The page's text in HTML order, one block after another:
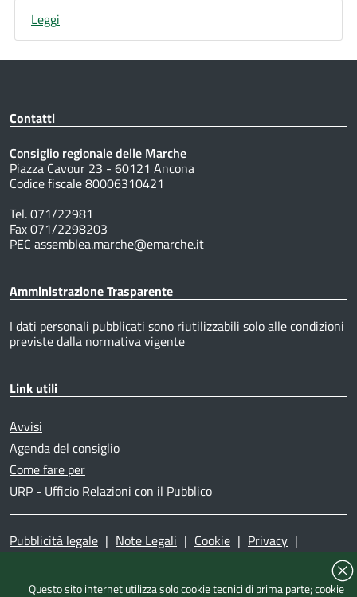
Leggi
Contatti
Consiglio regionale delle Marche
Piazza Cavour 23 - 60121 Ancona
Codice fiscale 80006310421
Tel. 071/22981
Fax 071/2298203
PEC assemblea.marche@emarche.it
Amministrazione Trasparente
I dati personali pubblicati sono riutilizzabili solo alle condizioni
previste dalla normativa vigente
Link utili
Avvisi
Agenda del consiglio
Come fare per
URP - Ufficio Relazioni con il Pubblico
Pubblicità legale | Note Legali | Cookie | Privacy |
Questo sito internet utilizza solo cookie tecnici di prima parte; cookie